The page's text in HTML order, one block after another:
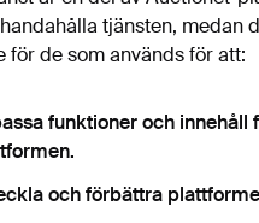
på nyhetsbrev
enkelt avsluta
tjänsten, medan
för de som används för att:
funktioner och
och förbättra